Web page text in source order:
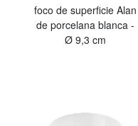
foco de superficie Alan
de porcelana blanca -
Ø 9,3 cm